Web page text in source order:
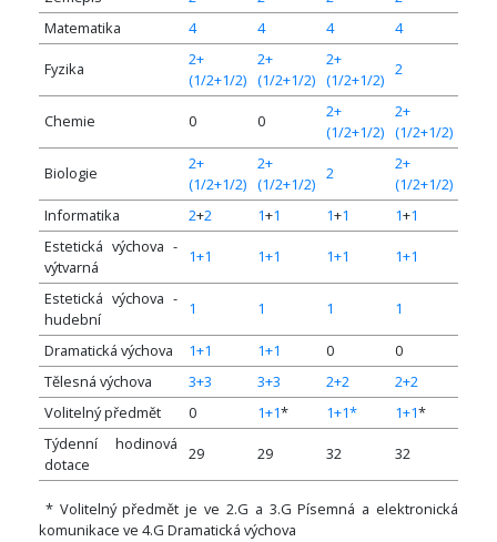
Matematika
4 4 4 4
Fyzika
2+
(1/2+1/2)
2+
(1/2+1/2)
2+
(1/2+1/2)
2
Chemie 0 0
2+
(1/2+1/2)
2+
(1/2+1/2)
Biologie
2+
(1/2+1/2)
2+
(1/2+1/2)
2
2+
(1/2+1/2)
Informatika
2+2 1+1 1+1 1+1
Estetická výchova -
výtvarná
1+1 1+1 1+1 1+1
Estetická výchova -
hudební
1 1 1 1
Dramatická výchova 1+1 1+1 0
0
Tělesná výchova
3+3 3+3 2+2
2+2
Volitelný předmět
0 1+1* 1+1* 1+1*
Týdenní hodinová
dotace
29 29 32 32
* Volitelný předmět je ve 2.G a 3.G Písemná a elektronická
komunikace ve 4.G Dramatická výchova